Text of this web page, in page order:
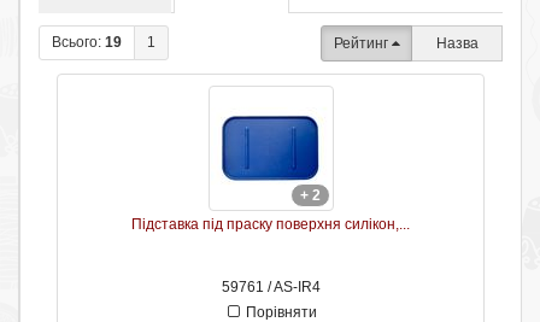
Всього: 19 1 Рейтинг Назва
+ 2
Підставка під праску поверхня силікон,...
59761 / AS-IR4
Порівняти